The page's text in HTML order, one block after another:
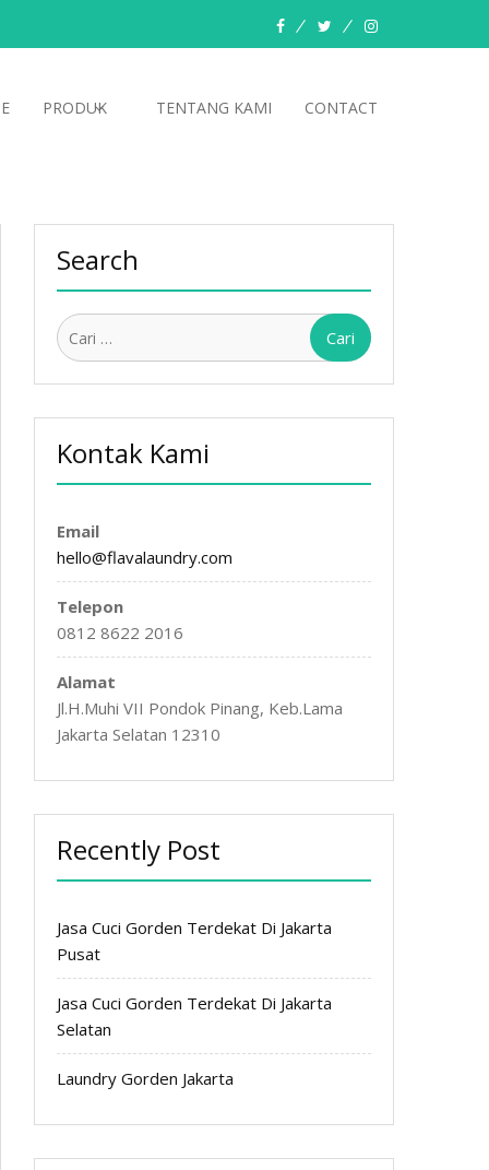
facebooktwitterinstagram
PRODUK TENTANG KAMI CONTACT
Search
Cari
Kontak Kami
Email
hello@flavalaundry.com
Telepon
0812 8622 2016
Alamat
Jl.H.Muhi VII Pondok Pinang, Keb.Lama
Jakarta Selatan 12310
Recently Post
Jasa Cuci Gorden Terdekat Di Jakarta
Pusat
Jasa Cuci Gorden Terdekat Di Jakarta
Selatan
Laundry Gorden Jakarta